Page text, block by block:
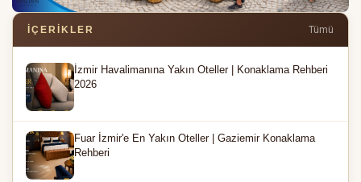
İÇERIKLER Tümü
İzmir Havalimanına Yakın Oteller | Konaklama Rehberi
2026
Fuar İzmir'e En Yakın Oteller | Gaziemir Konaklama
Rehberi